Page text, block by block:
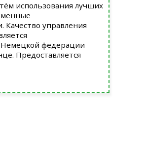
использования лучших
Качество управления
Немецкой федерации
Предоставляется